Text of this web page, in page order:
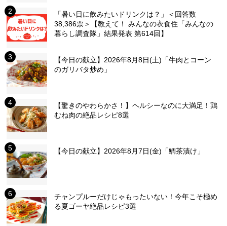
「暑い日に飲みたいドリンクは？」＜回答数
38,386票＞【教えて！ みんなの衣食住「みんなの
暮らし調査隊」結果発表 第614回】
【今日の献立】2026年8月8日(土)「牛肉とコーン
のガリバタ炒め」
【驚きのやわらかさ！】ヘルシーなのに大満足！鶏
むね肉の絶品レシピ8選
【今日の献立】2026年8月7日(金)「鯛茶漬け」
チャンプルーだけじゃもったいない！今年こそ極め
る夏ゴーヤ絶品レシピ3選